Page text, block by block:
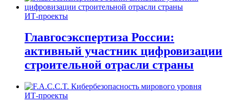
ИТ-проекты
Главгосэкспертиза России:
активный участник цифровизации
строительной отрасли страны
ИТ-проекты